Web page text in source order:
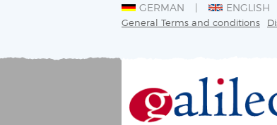
GERMAN ENGLISH
General Terms and conditions